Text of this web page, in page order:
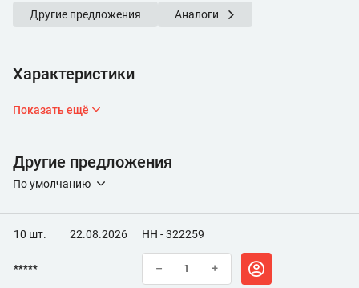
Другие предложения Аналоги
Характеристики
Показать ещё
Другие предложения
По умолчанию
10 шт. 22.08.2026 НН - 322259
***** – +